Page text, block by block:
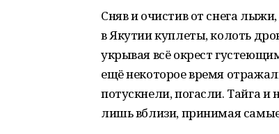
Сняв и очистив от снега
в Якутии куплеты, колоть
укрывая всё окрест
ещё некоторое время
потускнели, погасли. Тайга и
лишь вблизи, принимая